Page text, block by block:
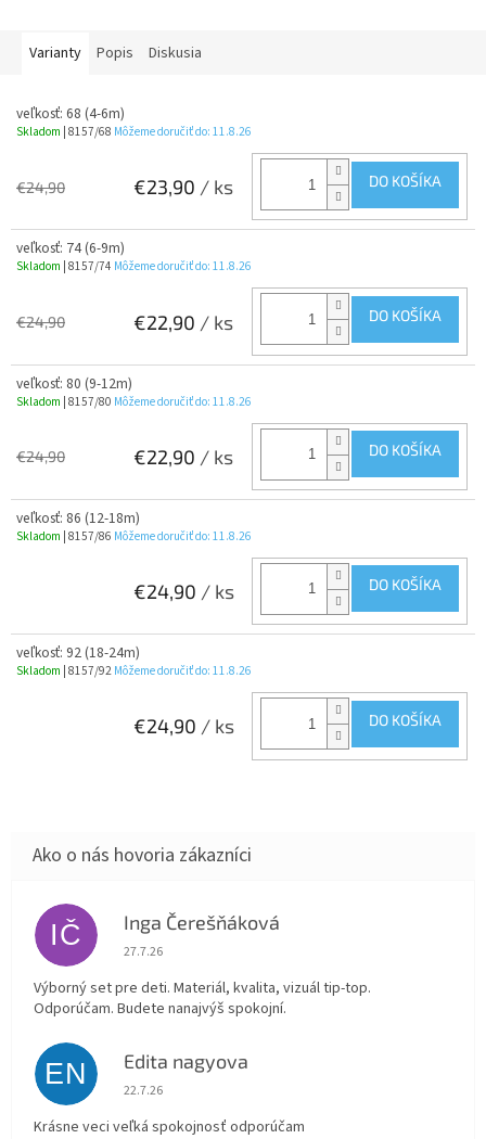
Varianty Popis Diskusia
veľkosť: 68 (4-6m)
Skladom | 8157/68 Môžeme doručiť do: 11.8.26
€24,90 €23,90 / ks DO KOŠÍKA
veľkosť: 74 (6-9m)
Skladom | 8157/74 Môžeme doručiť do: 11.8.26
€24,90 €22,90 / ks DO KOŠÍKA
veľkosť: 80 (9-12m)
Skladom | 8157/80 Môžeme doručiť do: 11.8.26
€24,90 €22,90 / ks DO KOŠÍKA
veľkosť: 86 (12-18m)
Skladom | 8157/86 Môžeme doručiť do: 11.8.26
€24,90 / ks DO KOŠÍKA
veľkosť: 92 (18-24m)
Skladom | 8157/92 Môžeme doručiť do: 11.8.26
€24,90 / ks DO KOŠÍKA
IČ Inga Čerešňáková
Hodnotenie obchodu je 5 z 5 hviezdičiek.
27.7.26
Výborný set pre deti. Materiál, kvalita, vizuál tip-top.
Odporúčam. Budete nanajvýš spokojní.
EN Edita nagyova
Hodnotenie obchodu je 5 z 5 hviezdičiek.
22.7.26
Krásne veci veľká spokojnosť odporúčam